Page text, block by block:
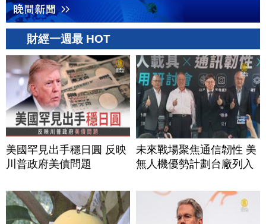
財經一週最 HOT
美國罕見出手穩日圓 反映
川普政府美債問題
未來戰場聚焦通信韌性 美
無人機優勢計劃台廠列入